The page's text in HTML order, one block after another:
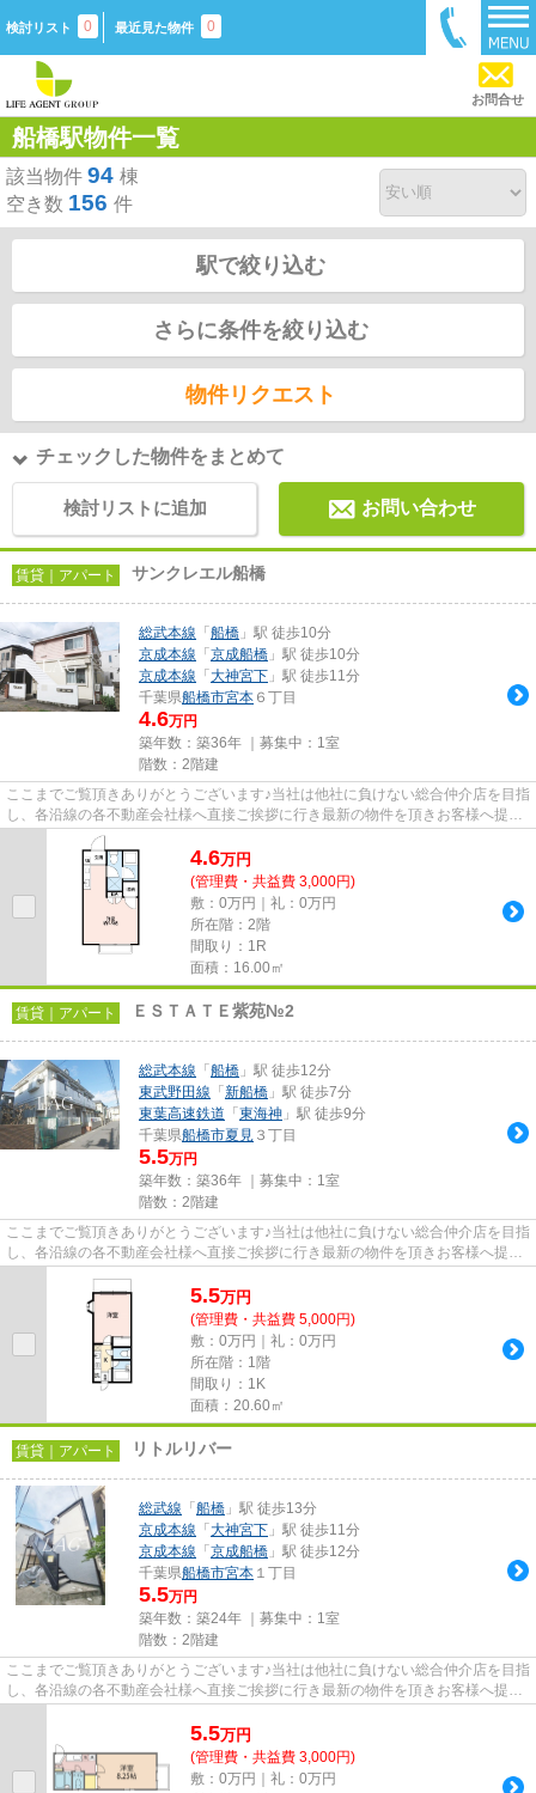
検討リスト 0 最近見た物件 0
お問合せ
船橋駅物件一覧
該当物件 94 棟
空き数 156 件
駅で絞り込む
さらに条件を絞り込む
物件リクエスト
チェックした物件をまとめて
検討リストに追加 お問い合わせ
賃貸｜アパート サンクレエル船橋
総武本線 「 船橋 」駅 徒歩10分
京成本線 「 京成船橋 」駅 徒歩10分
京成本線 「 大神宮下 」駅 徒歩11分
千葉県船橋市宮本 ６丁目
4.6万円
築年数：築36年 ｜募集中： 1室
階数：2階建
ここまでご覧頂きありがとうございます♪当社は他社に負けない総合仲介店を目指
し、各沿線の各不動産会社様へ直接ご挨拶に行き最新の物件を頂きお客様へ提供
しております！最新の情報は...
4.6万円
(管理費・共益費 3,000円)
敷：0万円｜礼：0万円
所在階：2階
間取り：1R
面積：16.00㎡
賃貸｜アパート ＥＳＴＡＴＥ紫苑№2
総武本線 「 船橋 」駅 徒歩12分
東武野田線 「 新船橋 」駅 徒歩7分
東葉高速鉄道 「 東海神 」駅 徒歩9分
千葉県船橋市夏見 ３丁目
5.5万円
築年数：築36年 ｜募集中： 1室
階数：2階建
ここまでご覧頂きありがとうございます♪当社は他社に負けない総合仲介店を目指
し、各沿線の各不動産会社様へ直接ご挨拶に行き最新の物件を頂きお客様へ提供
5.5万円
(管理費・共益費 5,000円)
敷：0万円｜礼：0万円
所在階：1階
間取り：1K
面積：20.60㎡
賃貸｜アパート リトルリバー
総武線 「 船橋 」駅 徒歩13分
京成本線 「 大神宮下 」駅 徒歩11分
京成本線 「 京成船橋 」駅 徒歩12分
千葉県船橋市宮本 １丁目
5.5万円
築年数：築24年 ｜募集中： 1室
階数：2階建
ここまでご覧頂きありがとうございます♪当社は他社に負けない総合仲介店を目指
し、各沿線の各不動産会社様へ直接ご挨拶に行き最新の物件を頂きお客様へ提供
5.5万円
(管理費・共益費 3,000円)
敷：0万円｜礼：0万円